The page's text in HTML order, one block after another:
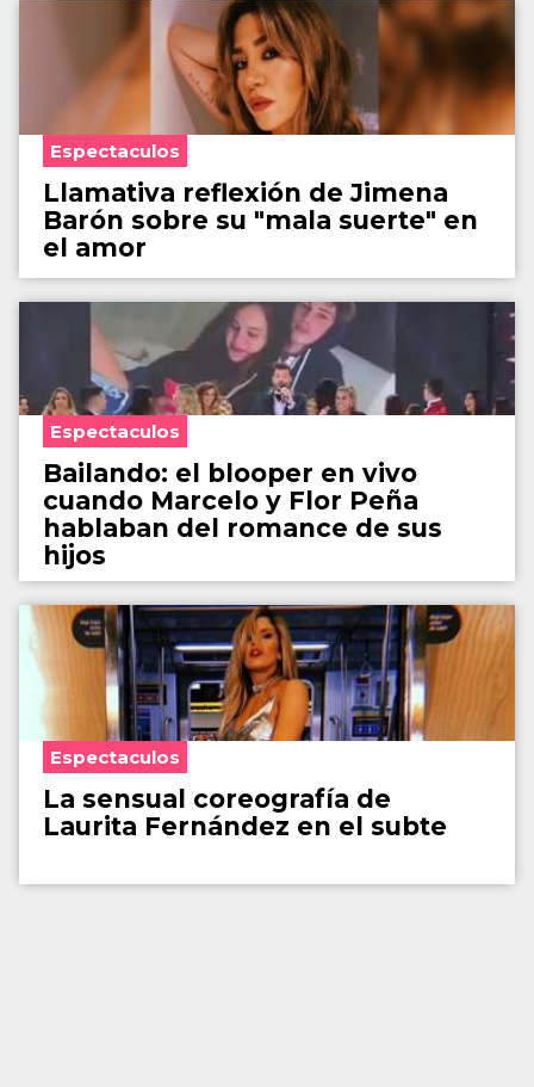
Espectaculos
Llamativa reflexión de Jimena
Barón sobre su "mala suerte" en
el amor
Espectaculos
Bailando: el blooper en vivo
cuando Marcelo y Flor Peña
hablaban del romance de sus
hijos
Espectaculos
La sensual coreografía de
Laurita Fernández en el subte